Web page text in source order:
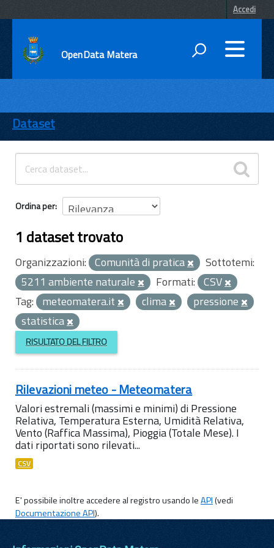
Accedi
OpenData Matera
ENTI
TEMI
INFORMAZIONI
Dataset
Ordina per
1 dataset trovato
Organizzazioni: Comunità di pratica
Sottotemi:
5211 ambiente naturale
Formati: CSV
Tag: meteomatera.it clima
pressione
statistica
RISULTATO DEL FILTRO
Rilevazioni meteo - Meteomatera
Valori estremali (massimi e minimi) di Pressione
Relativa, Temperatura Esterna, Umidità Relativa,
Vento (Raffica Massima), Pioggia (Totale Mese). I
dati riportati sono rilevati...
CSV
E' possibile inoltre accedere al registro usando leAPI(vedi
Documentazione API).